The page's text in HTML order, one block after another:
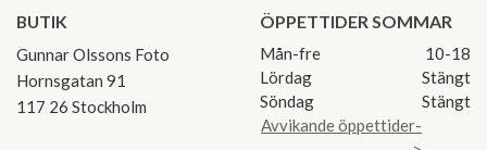
BUTIK
Gunnar Olssons Foto
Hornsgatan 91
117 26 Stockholm
ÖPPETTIDER SOMMAR
Mån-fre
10-18
Lördag
Stängt
Söndag
Stängt
Avvikande öppettider-